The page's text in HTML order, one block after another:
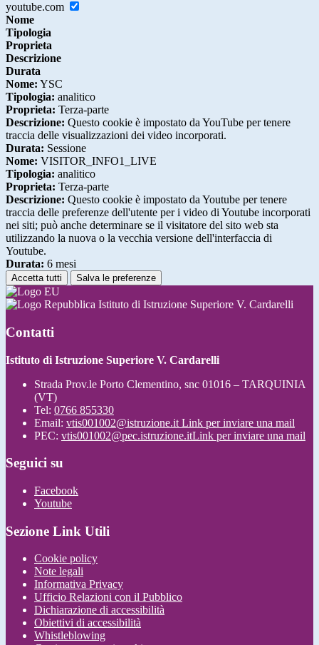
youtube.com
Nome
Tipologia
Proprieta
Descrizione
Durata
Nome: YSC
Tipologia: analitico
Proprieta: Terza-parte
Descrizione: Questo cookie è impostato da YouTube per tenere
traccia delle visualizzazioni dei video incorporati.
Durata: Sessione
Nome: VISITOR_INFO1_LIVE
Tipologia: analitico
Proprieta: Terza-parte
Descrizione: Questo cookie è impostato da Youtube per tenere
traccia delle preferenze dell'utente per i video di Youtube incorporati
nei siti; può anche determinare se il visitatore del sito web sta
utilizzando la nuova o la vecchia versione dell'interfaccia di
Youtube.
Durata: 6 mesi
Accetta tutti Salva le preferenze
Istituto di Istruzione Superiore V. Cardarelli
Contatti
Istituto di Istruzione Superiore V. Cardarelli
Strada Prov.le Porto Clementino, snc 01016 – TARQUINIA
(VT)
Tel: 0766 855330
Email: vtis001002@istruzione.it Link per inviare una mail
PEC: vtis001002@pec.istruzione.itLink per inviare una mail
Seguici su
Facebook
Youtube
Sezione Link Utili
Cookie policy
Note legali
Informativa Privacy
Ufficio Relazioni con il Pubblico
Dichiarazione di accessibilità
Obiettivi di accessibilità
Whistleblowing